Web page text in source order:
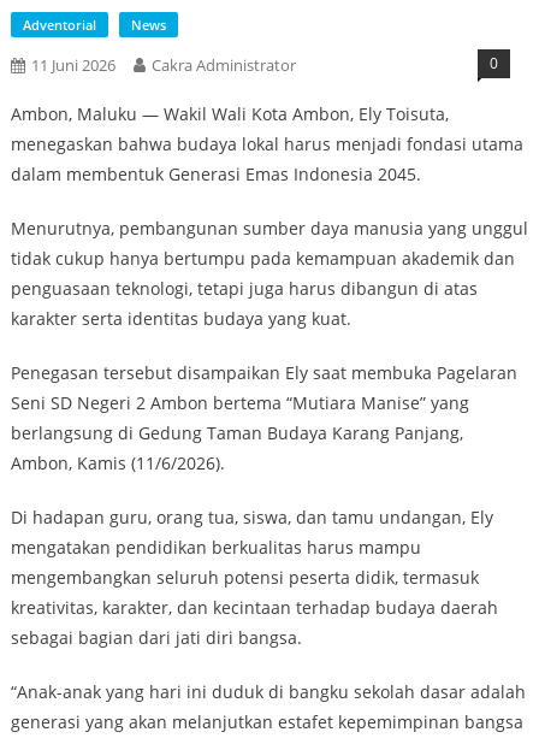
Adventorial News
11 Juni 2026 Cakra Administrator 0
Ambon, Maluku — Wakil Wali Kota Ambon, Ely Toisuta,
menegaskan bahwa budaya lokal harus menjadi fondasi utama
dalam membentuk Generasi Emas Indonesia 2045.
Menurutnya, pembangunan sumber daya manusia yang unggul
tidak cukup hanya bertumpu pada kemampuan akademik dan
penguasaan teknologi, tetapi juga harus dibangun di atas
karakter serta identitas budaya yang kuat.
Penegasan tersebut disampaikan Ely saat membuka Pagelaran
Seni SD Negeri 2 Ambon bertema “Mutiara Manise” yang
berlangsung di Gedung Taman Budaya Karang Panjang,
Ambon, Kamis (11/6/2026).
Di hadapan guru, orang tua, siswa, dan tamu undangan, Ely
mengatakan pendidikan berkualitas harus mampu
mengembangkan seluruh potensi peserta didik, termasuk
kreativitas, karakter, dan kecintaan terhadap budaya daerah
sebagai bagian dari jati diri bangsa.
“Anak-anak yang hari ini duduk di bangku sekolah dasar adalah
generasi yang akan melanjutkan estafet kepemimpinan bangsa